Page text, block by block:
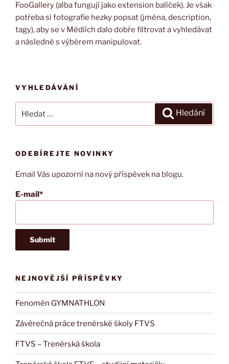
FooGallery (alba fungují jako extension balíček). Je však
potřeba si fotografie hezky popsat (jména, description,
tagy), aby se v Médiích dalo dobře filtrovat a vyhledávat
a následně s výběrem manipulovat.
VYHLEDÁVÁNÍ
Hledání
ODEBÍREJTE NOVINKY
Email Vás upozorní na nový příspěvek na blogu.
E-mail*
NEJNOVĚJŠÍ PŘÍSPĚVKY
Fenomén GYMNATHLON
Závěrečná práce trenérské školy FTVS
FTVS – Trenérská škola